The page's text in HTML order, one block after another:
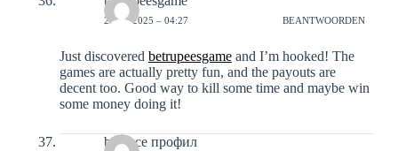
26-12-2025 – 04:27 BEANTWOORDEN
Just discovered betrupeesgameand I’m hooked! The
games are actually pretty fun, and the payouts are
decent too. Good way to kill some time and maybe win
some money doing it!
binance профил